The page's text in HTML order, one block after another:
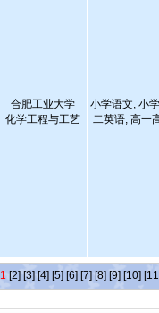
合肥工业大学
化学工程与工艺
小学语文, 小
二英语, 高一
1 [2] [3] [4] [5] [6] [7] [8] [9] [10]